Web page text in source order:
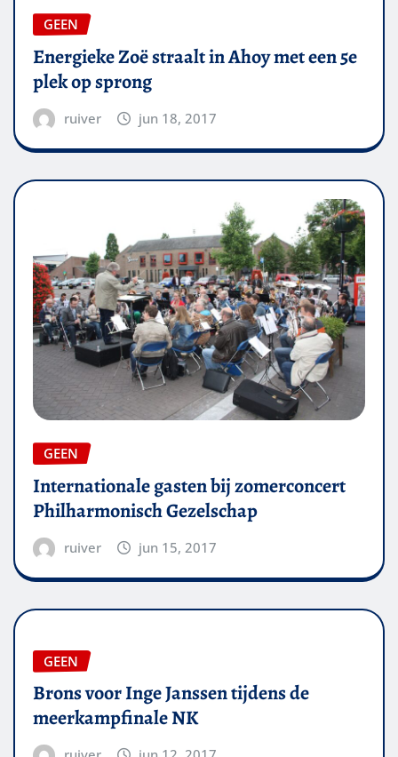
GEEN
Energieke Zoë straalt in Ahoy met een 5e
plek op sprong
ruiver jun 18, 2017
GEEN
Internationale gasten bij zomerconcert
Philharmonisch Gezelschap
ruiver jun 15, 2017
GEEN
Brons voor Inge Janssen tijdens de
meerkampfinale NK